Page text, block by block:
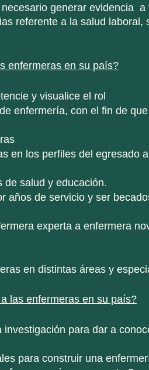
referente a la salud laboral,
enfermeras en su país?
y visualice el rol
enfermería, con el fin de
en los perfiles del egresado
de salud y educación.
años de servicio y ser
experta a enfermera
en distintas áreas y
las enfermeras en su país?
para dar a
para construir una